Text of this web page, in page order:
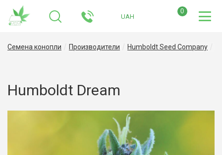
UAH
0
Семена конопли Производители Humboldt Seed Company
Humboldt Dream